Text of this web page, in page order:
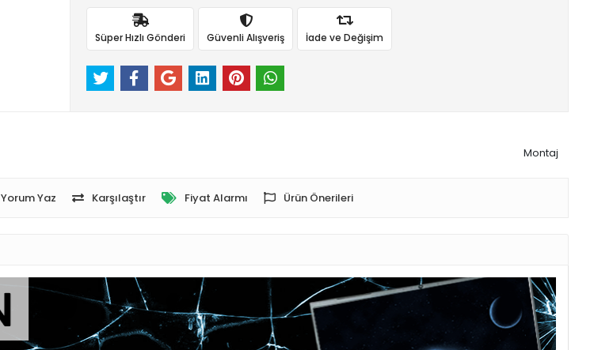
Süper Hızlı Gönderi Güvenli Alışveriş İade ve Değişim
Montaj
Yorum Yaz Karşılaştır Fiyat Alarmı Ürün Önerileri